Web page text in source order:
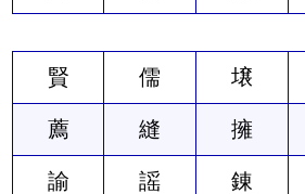
賢 儒 壌
薦 縫 擁
諭 謡 錬